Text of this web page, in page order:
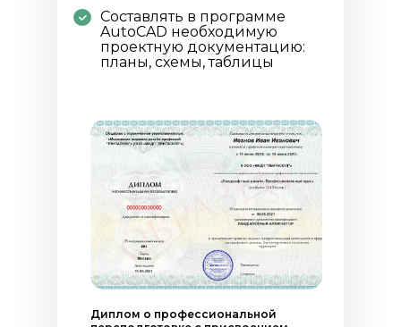
Составлять в программе
AutoCAD необходимую
проектную документацию:
планы, схемы, таблицы
Диплом о профессиональной